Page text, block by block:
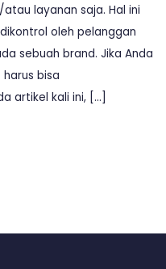
layanan saja. Hal ini
oleh pelanggan
sebuah brand. Jika Anda
bisa
artikel kali ini, […]